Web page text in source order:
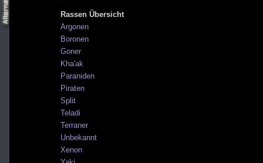
Rassen Übersicht
Argonen
Boronen
Goner
Kha'ak
Paraniden
Piraten
Split
Teladi
Terraner
Unbekannt
Xenon